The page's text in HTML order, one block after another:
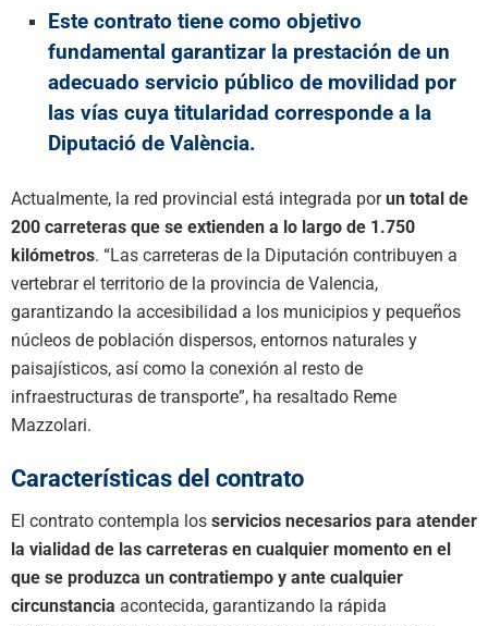
Este contrato tiene como objetivo
fundamental garantizar la prestación de un
adecuado servicio público de movilidad por
las vías cuya titularidad corresponde a la
Diputació de València.
Actualmente, la red provincial está integrada porun total de
200 carreteras que se extienden a lo largo de 1.750
kilómetros. “Las carreteras de la Diputación contribuyen a
vertebrar el territorio de la provincia de Valencia,
garantizando la accesibilidad a los municipios y pequeños
núcleos de población dispersos, entornos naturales y
paisajísticos, así como la conexión al resto de
infraestructuras de transporte”, ha resaltado Reme
Mazzolari.
Características del contrato
El contrato contempla los servicios necesarios para atender
la vialidad de las carreteras en cualquier momento en el
que se produzca un contratiempo y ante cualquier
circunstancia acontecida, garantizando la rápida